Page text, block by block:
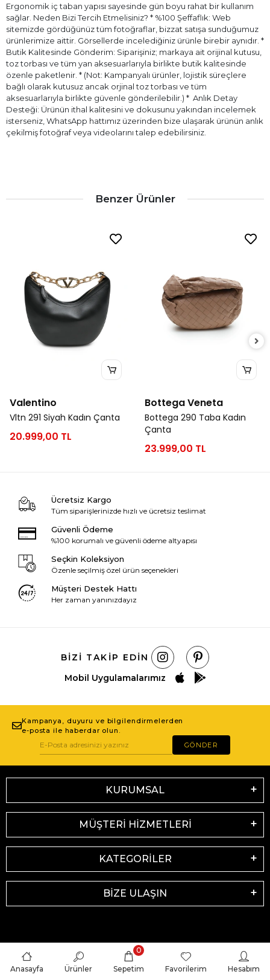
Ergonomik iç taban yapısı sayesinde gün boyu rahat bir kullanım
sağlar. Neden Bizi Tercih Etmelisiniz? * %100 Şeffaflık: Web
sitemizde gördüğünüz tüm fotoğraflar, bizzat satışa sunduğumuz
ürünlerimize aittir. Görsellerde incelediğiniz ürünle birebir aynıdır. *
Butik Kalitesinde Gönderim: Siparişiniz; markaya ait orijinal kutusu,
toz torbası ve tüm yan aksesuarlarıyla birlikte butik kalitesinde
özenle paketlenir. * (Not: Kampanyalı ürünler, lojistik süreçlere
bağlı olarak kutusuz ancak orjinal toz torbası ve tüm
aksesuarlarıyla birlikte güvenle gönderilebilir.) * ⁠ Anlık Detay
Desteği: Ürünün ithal kalitesini ve dokusunu yakından incelemek
isterseniz, WhatsApp hattımız üzerinden bize ulaşarak ürünün anlık
çekilmiş fotoğraf veya videolarını talep edebilirsiniz.
Benzer Ürünler
Valentino
Vltn 291 Siyah Kadın Çanta
20.999,00 TL
Bottega Veneta
Bottega 290 Taba Kadın
Çanta
23.999,00 TL
Ücretsiz Kargo
Tüm siparişlerinizde hızlı ve ücretsiz teslimat
Güvenli Ödeme
%100 korumalı ve güvenli ödeme altyapısı
Seçkin Koleksiyon
Özenle seçilmiş özel ürün seçenekleri
Müşteri Destek Hattı
Her zaman yanınızdayız
BIZI TAKIP EDIN
Mobil Uygulamalarımız
Kampanya, duyuru ve bilgilendirmelerden
e-posta ile haberdar olun.
GÖNDER
KURUMSAL
MÜŞTERİ HİZMETLERİ
KATEGORİLER
BİZE ULAŞIN
Anasayfa Ürünler Sepetim
0
Favorilerim Hesabım